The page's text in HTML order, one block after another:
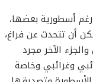
رغم أسطورية بعضها،
أن تتحدث عن فراغ،
الآخر مجرد
وغرائبي وخاصة